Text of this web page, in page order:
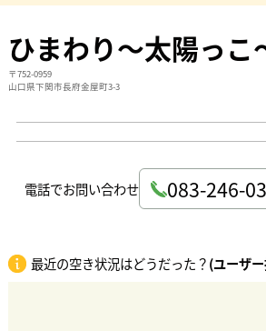
ひまわり～太陽っこ
〒752-0959
山口県下関市長府金屋町3-3
電話でお問い合わせ 083-246-
最近の空き状況はどうだった？(ユーザ